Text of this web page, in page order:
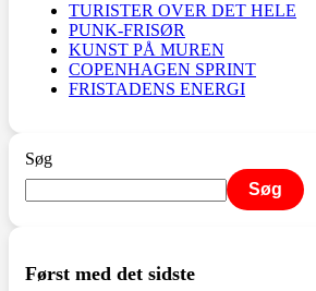
TURISTER OVER DET HELE
PUNK-FRISØR
KUNST PÅ MUREN
COPENHAGEN SPRINT
FRISTADENS ENERGI
Søg
Søg
Først med det sidste